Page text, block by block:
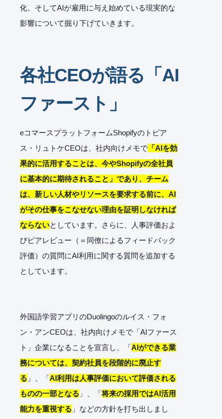
化、そしてAIが雇用に与え始めている現実的な
影響について掘り下げていきます。
各社CEOが語る「AI
ファースト」
eコマースプラットフォームShopifyのトビア
ス・リュトケCEOは、社内向けメモで 「AIを効
果的に活用することは、今やShopifyの全社員
に基本的に期待されること」であり、チーム
は、新しい人材やリソースを要求する前に、AI
がその仕事をこなせない理由を証明しなければ
ならないとしています。さらに、人事評価およ
びピアレビュー（＝同僚によるフィードバック
評価）の質問にAI利用に関する質問を追加する
としています。
外国語学習アプリのDuolingoのルイス・フォ
ン・アンCEOは、社内向けメモで「AIファース
ト」企業になることを宣言し、「AIができる業
務については、契約社員を段階的に廃止す
る 」、「AI利用は人事評価において評価される
ものの一部となる 」、「将来の採用ではAI活用
能力を重視する 」などの方針を打ち出しまし